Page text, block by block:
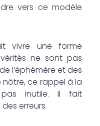
vers ce modèle
vivre une forme
ne sont pas
l’éphémère et des
ce rappel à la
inutile. Il fait
erreurs.